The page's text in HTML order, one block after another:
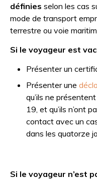
définies selon les cas
mode de transport
terrestre ou voie
Si le voyageur est
Présenter un
Présenter une
qu’ils ne
19, et qu’ils n’ont
contact avec un
dans les quatorze
Si le voyageur n’est